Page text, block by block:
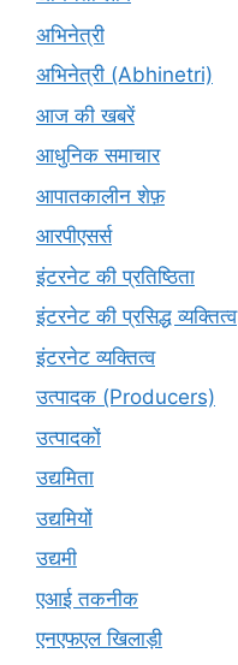
अभिनेत्री
अभिनेत्री (Abhinetri)
आज की खबरें
आधुनिक समाचार
आपातकालीन शेफ़
आरपीएसर्स
इंटरनेट की प्रतिष्ठिता
इंटरनेट की प्रसिद्ध व्यक्तित्व
इंटरनेट व्यक्तित्व
उत्पादक (Producers)
उत्पादकों
उद्यमिता
उद्यमियों
उद्यमी
एआई तकनीक
एनएफएल खिलाड़ी